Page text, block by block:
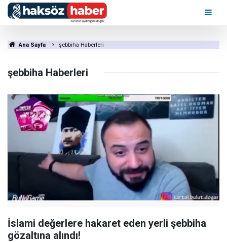
Ana Sayfa şebbiha Haberleri
şebbiha Haberleri
İslami değerlere hakaret eden yerli şebbiha
gözaltına alındı!